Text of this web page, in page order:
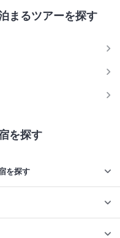
まるツアーを探す
を探す
を探す